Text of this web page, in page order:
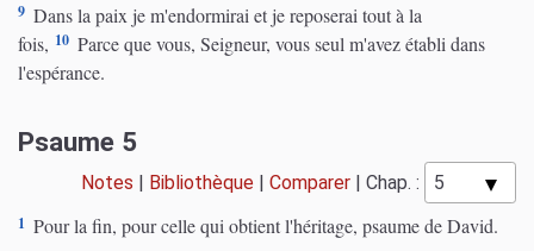
9 Dans la paix je m'endormirai et je reposerai tout à la
fois, 10 Parce que vous, Seigneur, vous seul m'avez établi dans
l'espérance.
Psaume 5
Notes | Bibliothèque | Comparer | Chap. :
1 Pour la fin, pour celle qui obtient l'héritage, psaume de David.